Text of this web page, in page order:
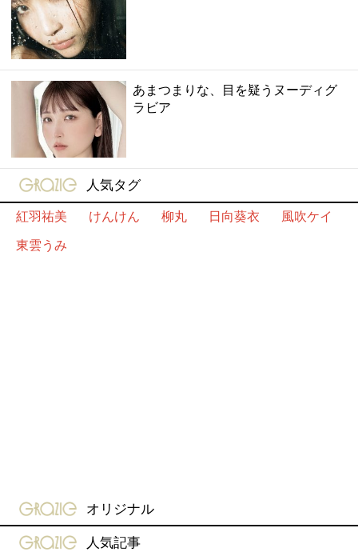
あまつまりな、目を疑うヌーディグ
ラビア
gravure-grazie
人気タグ
紅羽祐美
けんけん 柳丸 日向葵衣
風吹ケイ
東雲うみ
gravure-grazie
オリジナル
gravure-grazie
人気記事